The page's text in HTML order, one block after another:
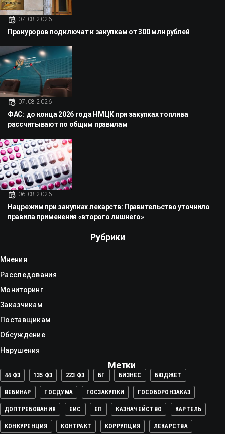
07.08.2026
Прокуроров подключат к закупкам от 300 млн рублей
07.08.2026
ФАС: до конца 2026 года НМЦК при закупках топлива
рассчитывают по общим правилам
06.08.2026
Нацрежим при закупках лекарств: Правительство уточнило
правила применения «второго лишнего»
Рубрики
Мнения
Расследования
Мониторинг
Заказчикам
Поставщикам
Обсуждение
Нарушения
Метки
44 ФЗ 135 ФЗ 223 ФЗ БГ БИЗНЕС БЮДЖЕТ
ВЕБИНАР ГОСДУМА ГОСЗАКУПКИ ГОСОБОРОНЗАКАЗ
ДОПТРЕБОВАНИЯ ЕИС ЕП КАЗНАЧЕЙСТВО КАРТЕЛЬ
КОНКУРЕНЦИЯ КОНТРАКТ КОРРУПЦИЯ ЛЕКАРСТВА